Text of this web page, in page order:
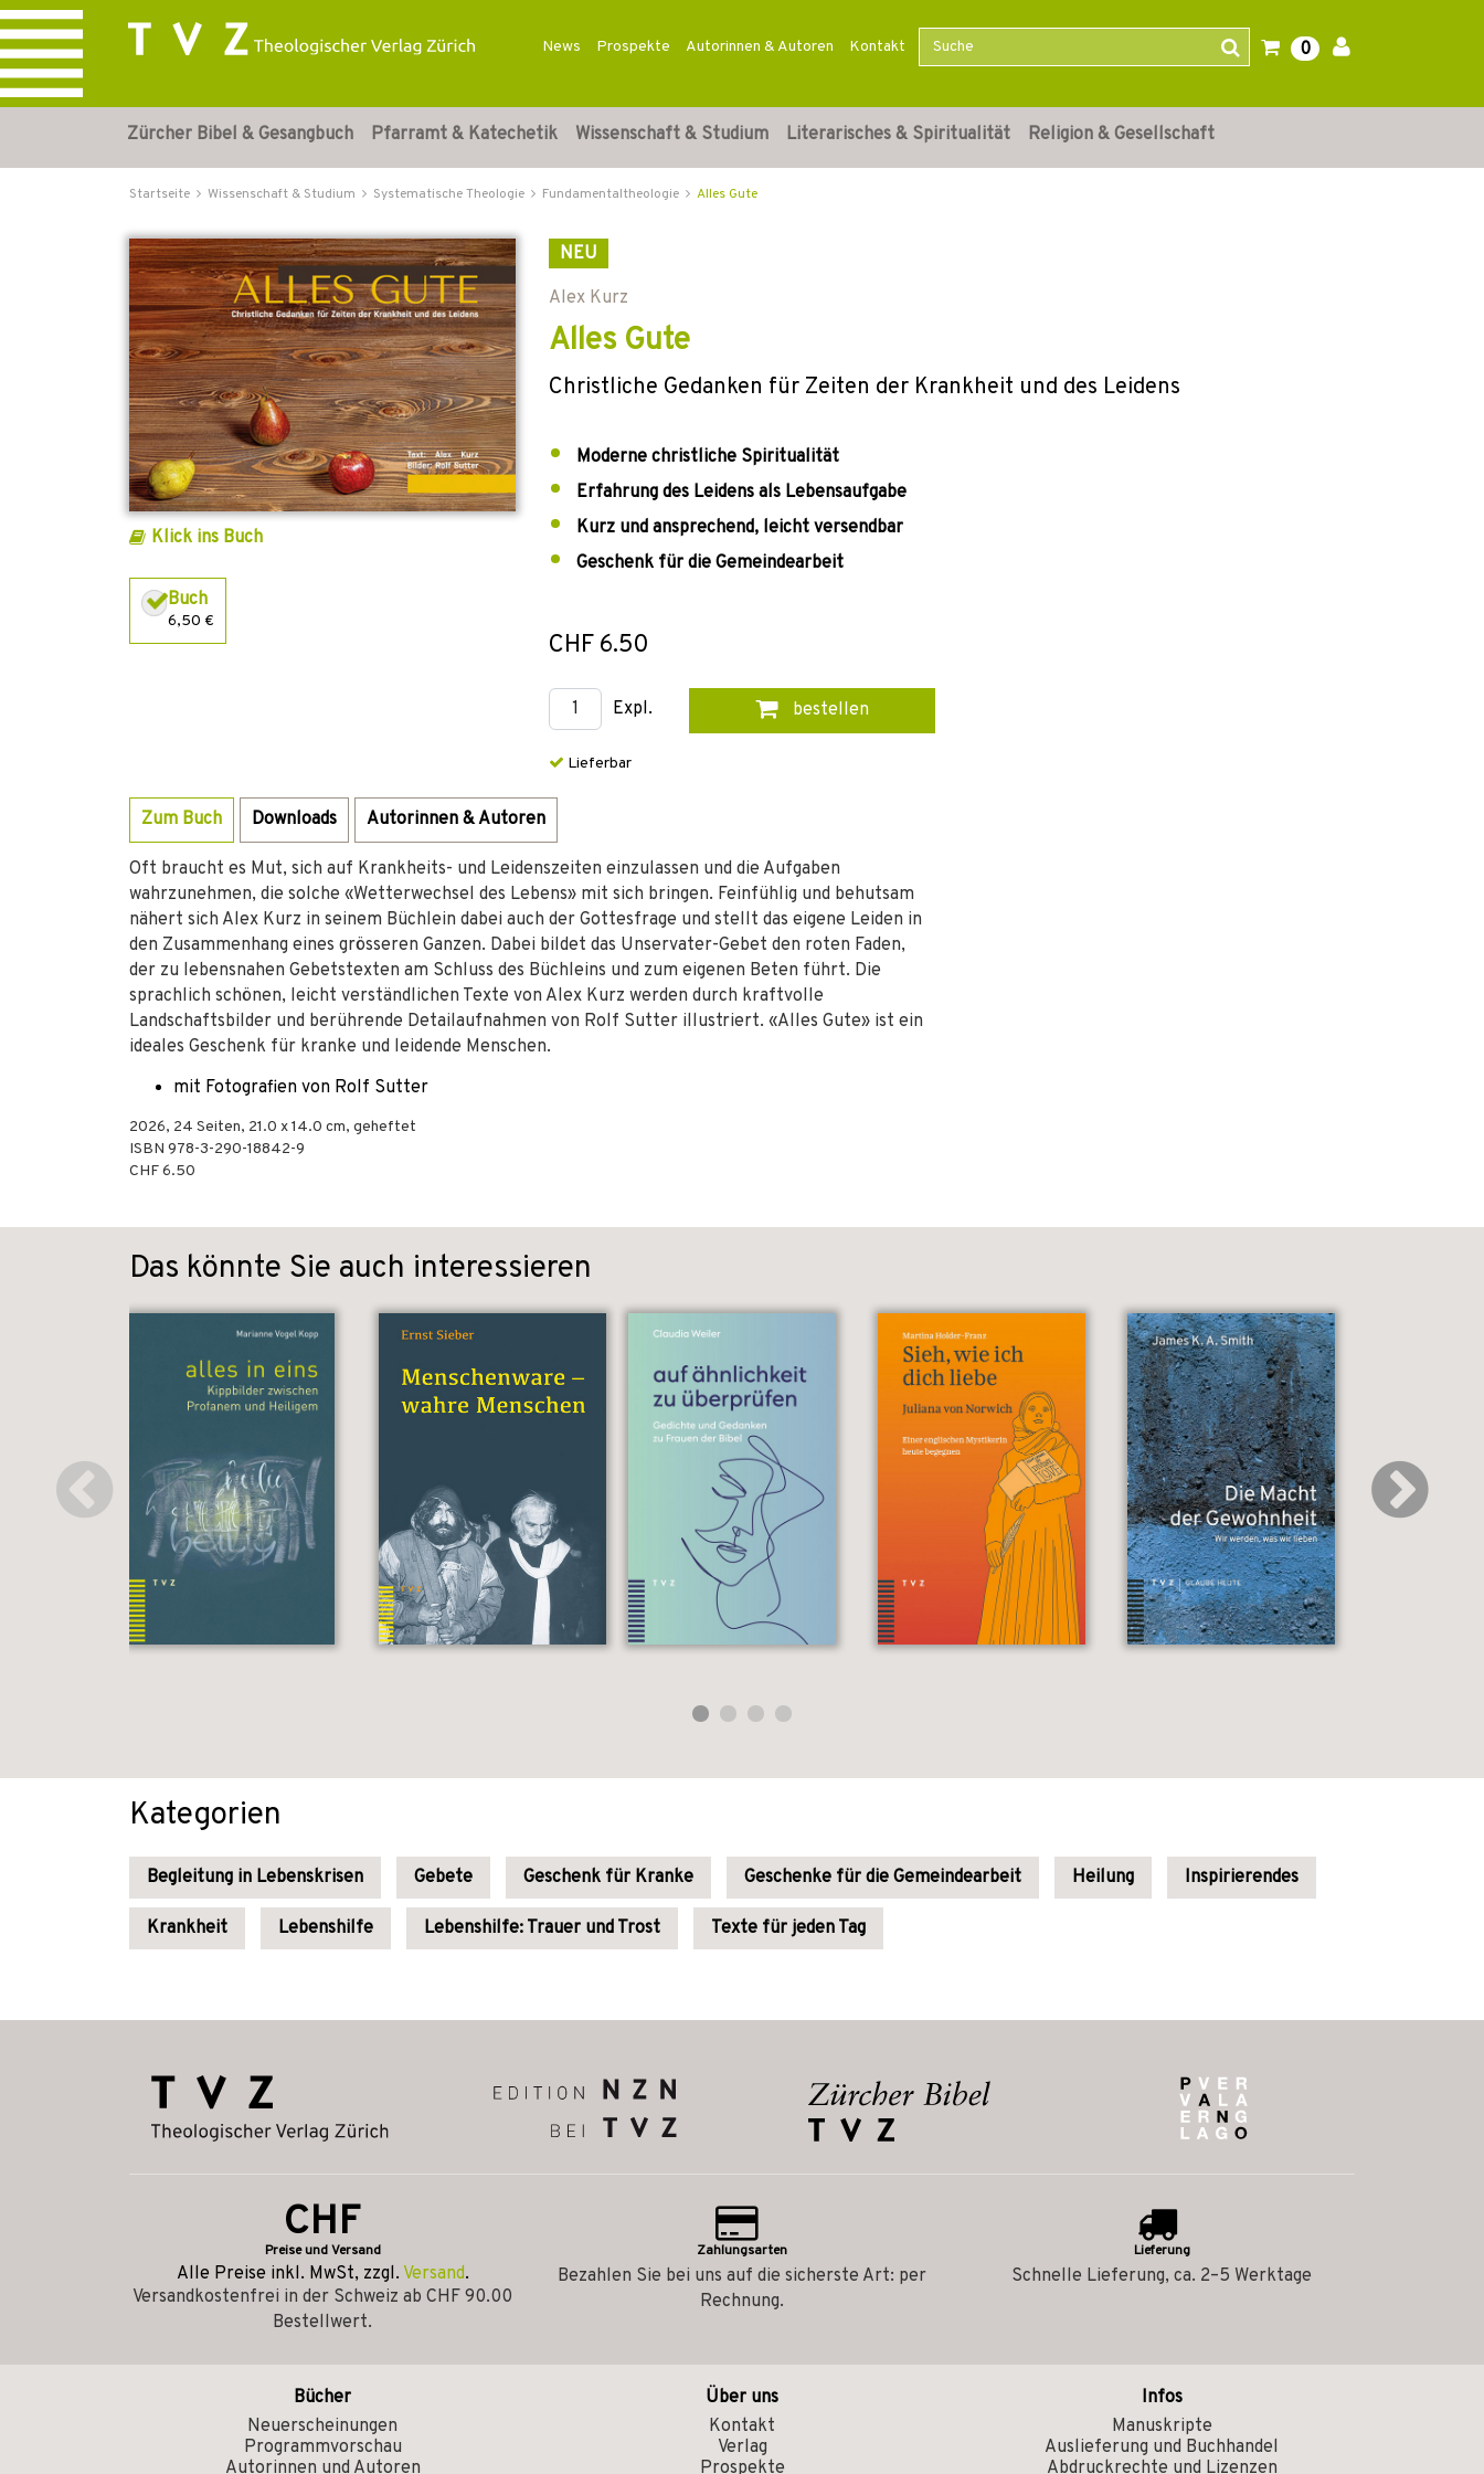
News Prospekte Autorinnen & Autoren Kontakt 0
Zürcher Bibel & Gesangbuch Pfarramt & Katechetik Wissenschaft & Studium Literarisches & Spiritualität Religion & Gesellschaft
Startseite Wissenschaft & Studium Systematische Theologie Fundamentaltheologie Alles Gute
Klick ins Buch
Buch
6,50 €
NEU
Alex Kurz
Alles Gute
Christliche Gedanken für Zeiten der Krankheit und des Leidens
Moderne christliche Spiritualität
Erfahrung des Leidens als Lebensaufgabe
Kurz und ansprechend, leicht versendbar
Geschenk für die Gemeindearbeit
CHF 6.50
Expl. bestellen
Lieferbar
Zum Buch Downloads Autorinnen & Autoren
Oft braucht es Mut, sich auf Krankheits- und Leidenszeiten einzulassen und die Aufgaben
wahrzunehmen, die solche «Wetterwechsel des Lebens» mit sich bringen. Feinfühlig und behutsam
nähert sich Alex Kurz in seinem Büchlein dabei auch der Gottesfrage und stellt das eigene Leiden in
den Zusammenhang eines grösseren Ganzen. Dabei bildet das Unservater-Gebet den roten Faden,
der zu lebensnahen Gebetstexten am Schluss des Büchleins und zum eigenen Beten führt. Die
sprachlich schönen, leicht verständlichen Texte von Alex Kurz werden durch kraftvolle
Landschaftsbilder und berührende Detailaufnahmen von Rolf Sutter illustriert. «Alles Gute» ist ein
ideales Geschenk für kranke und leidende Menschen.
mit Fotografien von Rolf Sutter
2026, 24 Seiten, 21.0 x 14.0 cm, geheftet
ISBN 978-3-290-18842-9
CHF 6.50
Das könnte Sie auch interessieren
Kategorien
Begleitung in Lebenskrisen Gebete Geschenk für Kranke Geschenke für die Gemeindearbeit Heilung Inspirierendes
Krankheit Lebenshilfe Lebenshilfe: Trauer und Trost Texte für jeden Tag
CHF
Preise und Versand
Alle Preise inkl. MwSt, zzgl. Versand.
Versandkostenfrei in der Schweiz ab CHF 90.00
Bestellwert.
Zahlungsarten
Bezahlen Sie bei uns auf die sicherste Art: per
Rechnung.
Lieferung
Schnelle Lieferung, ca. 2–5 Werktage
Bücher
Neuerscheinungen
Programmvorschau
Autorinnen und Autoren
Über uns
Kontakt
Verlag
Prospekte
Infos
Manuskripte
Auslieferung und Buchhandel
Abdruckrechte und Lizenzen